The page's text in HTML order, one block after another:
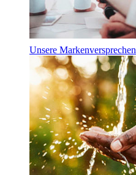
Unsere Markenversprechen